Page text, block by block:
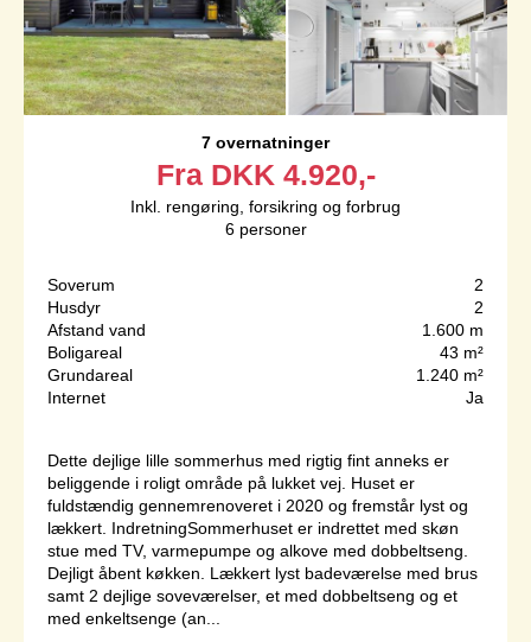
7 overnatninger
Fra DKK 4.920,-
Inkl. rengøring, forsikring og forbrug
6 personer
Soverum
2
Husdyr
2
Afstand vand
1.600 m
Boligareal
43 m²
Grundareal
1.240 m²
Internet
Ja
Dette dejlige lille sommerhus med rigtig fint anneks er
beliggende i roligt område på lukket vej. Huset er
fuldstændig gennemrenoveret i 2020 og fremstår lyst og
lækkert. IndretningSommerhuset er indrettet med skøn
stue med TV, varmepumpe og alkove med dobbeltseng.
Dejligt åbent køkken. Lækkert lyst badeværelse med brus
samt 2 dejlige soveværelser, et med dobbeltseng og et
med enkeltsenge (an...